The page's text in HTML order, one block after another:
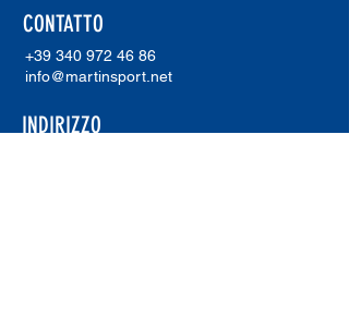
CONTATTO
+39 340 972 46 86
info@martinsport.net
INDIRIZZO